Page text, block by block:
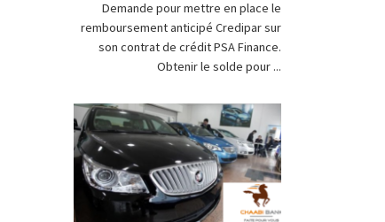
Demande pour mettre en place le
remboursement anticipé Credipar sur
son contrat de crédit PSA Finance.
Obtenir le solde pour ...